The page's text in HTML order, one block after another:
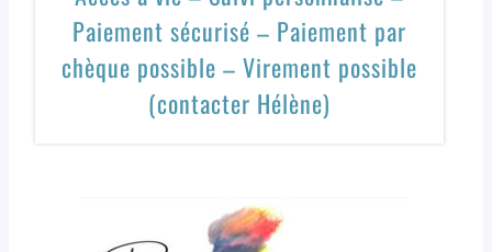
Paiement sécurisé – Paiement par
chèque possible – Virement possible
(contacter Hélène)